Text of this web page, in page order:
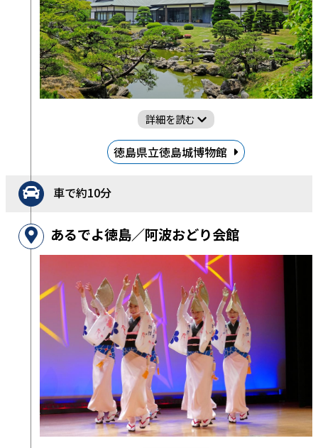
詳細を読む
徳島県立徳島城博物館
車で約10分
あるでよ徳島／阿波おどり会館